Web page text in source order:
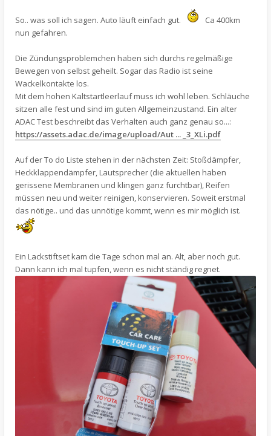
So.. was soll ich sagen. Auto läuft einfach gut.
Ca 400km
nun gefahren.
Die Zündungsproblemchen haben sich durchs regelmäßige
Bewegen von selbst geheilt. Sogar das Radio ist seine
Wackelkontakte los.
Mit dem hohen Kaltstartleerlauf muss ich wohl leben. Schläuche
sitzen alle fest und sind im guten Allgemeinzustand. Ein alter
ADAC Test beschreibt das Verhalten auch ganz genau so...:
https://assets.adac.de/image/upload/Aut ... _3_XLi.pdf
Auf der To do Liste stehen in der nächsten Zeit: Stoßdämpfer,
Heckklappendämpfer, Lautsprecher (die aktuellen haben
gerissene Membranen und klingen ganz furchtbar), Reifen
müssen neu und weiter reinigen, konservieren. Soweit erstmal
das nötige.. und das unnötige kommt, wenn es mir möglich ist.
Ein Lackstiftset kam die Tage schon mal an. Alt, aber noch gut.
Dann kann ich mal tupfen, wenn es nicht ständig regnet.